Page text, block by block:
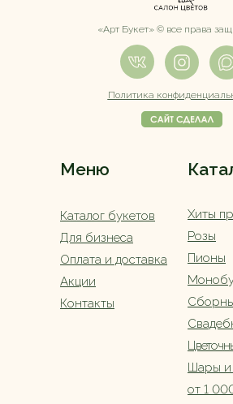
Меню
Каталог букетов
Политика
Оплата и доставка
«Арт Букет» ©️ все права
Для бизнеса
Хиты
Акции
Контакты
Шары и
от 1
Розы
Пионы